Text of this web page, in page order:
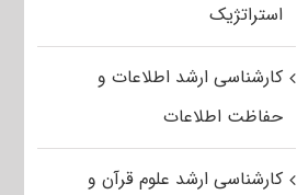
استراتژیک
کارشناسی ارشد اطلاعات و
حفاظت اطلاعات
کارشناسی ارشد علوم قرآن و